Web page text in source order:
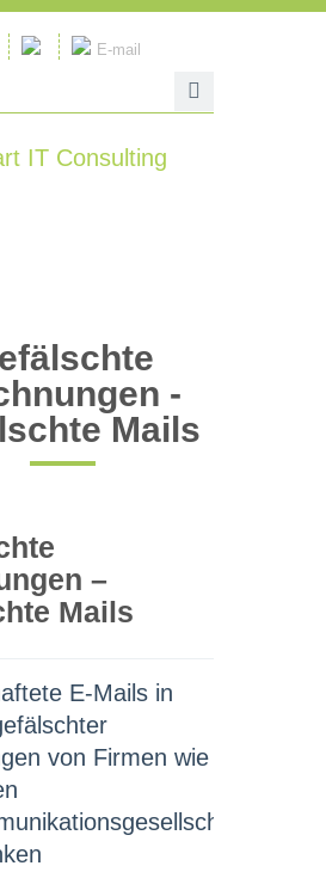
E-mail
-
Mails
–
Mails
E-Mails in
von Firmen wie